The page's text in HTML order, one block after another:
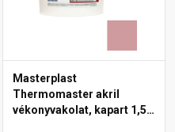
Masterplast
Thermomaster akril
vékonyvakolat, kapart 1,5